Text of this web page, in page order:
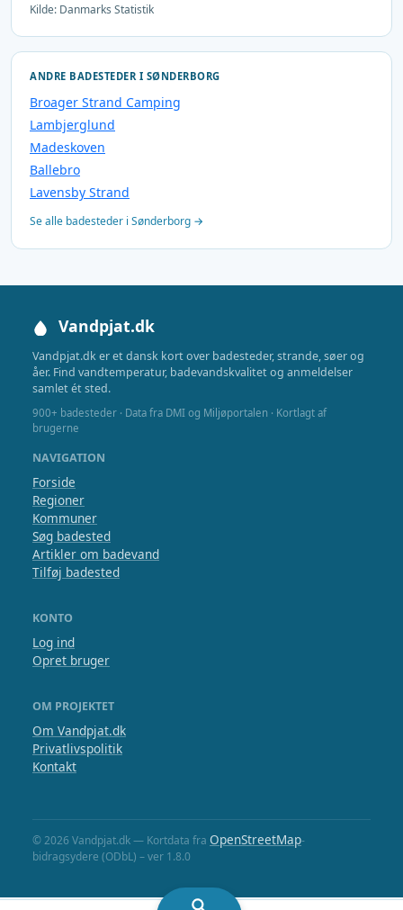
Kilde: Danmarks Statistik
ANDRE BADESTEDER I SØNDERBORG
Broager Strand Camping
Lambjerglund
Madeskoven
Ballebro
Lavensby Strand
Se alle badesteder i Sønderborg →
Vandpjat.dk
Vandpjat.dk er et dansk kort over badesteder, strande, søer og
åer. Find vandtemperatur, badevandskvalitet og anmeldelser
samlet ét sted.
900+ badesteder · Data fra DMI og Miljøportalen · Kortlagt af
brugerne
NAVIGATION
Forside
Regioner
Kommuner
Søg badested
Artikler om badevand
Tilføj badested
KONTO
Log ind
Opret bruger
OM PROJEKTET
Om Vandpjat.dk
Privatlivspolitik
Kontakt
© 2026 Vandpjat.dk — Kortdata fra OpenStreetMap-
bidragsydere (ODbL) – ver 1.8.0